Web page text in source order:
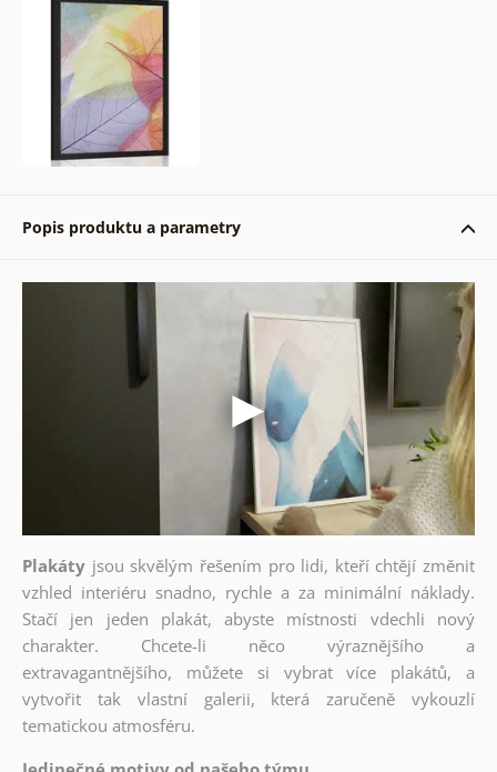
Popis produktu a parametry
Plakáty jsou skvělým řešením pro lidi, kteří chtějí změnit
vzhled interiéru snadno, rychle a za minimální náklady.
Stačí jen jeden plakát, abyste místnosti vdechli nový
charakter. Chcete-li něco výraznějšího a
extravagantnějšího, můžete si vybrat více plakátů, a
vytvořit tak vlastní galerii, která zaručeně vykouzlí
tematickou atmosféru.